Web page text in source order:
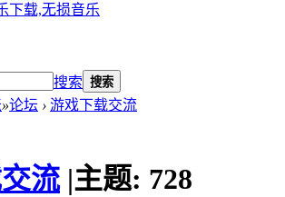
下载,无损音乐
搜索 搜索
»论坛 › 游戏下载交流
流 |主题: 728